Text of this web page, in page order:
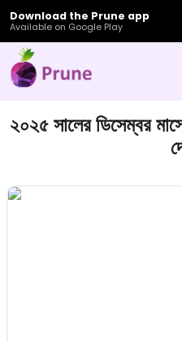
Download the Prune app
Available on Google Play
২০২৫ সালের ডিসেম্বর